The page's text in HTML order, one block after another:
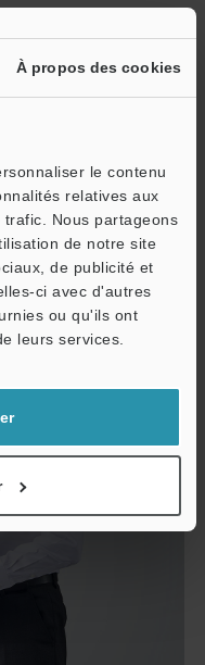
À propos des cookies
le contenu
relatives aux
Nous partageons
de notre site
de publicité et
ci avec d'autres
ou qu'ils ont
leurs services.
au minimum les
instantanément
où